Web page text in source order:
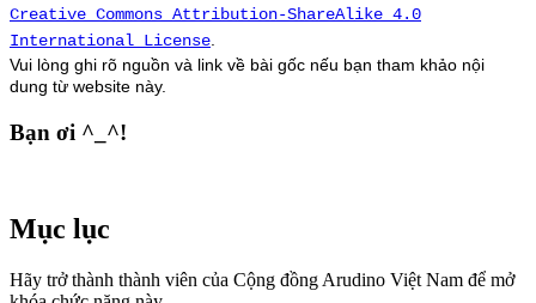
Creative Commons Attribution-ShareAlike 4.0
International License
Vui lòng ghi rõ nguồn và link về bài gốc nếu bạn tham khảo nội
dung từ website này.
Bạn ơi ^_^!
Mục lục
Hãy trở thành thành viên của Cộng đồng Arudino Việt Nam để mở